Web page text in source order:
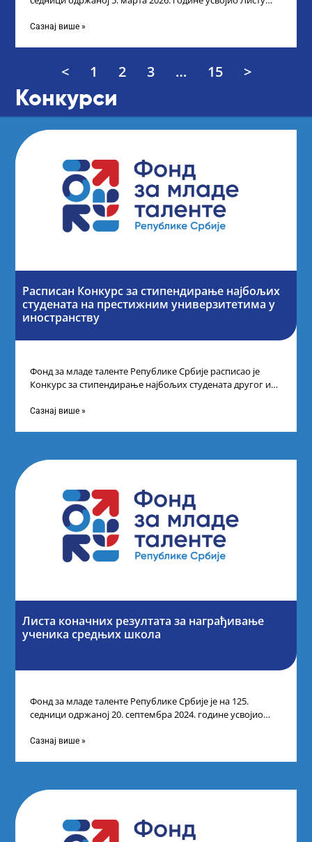
Сазнај више »
< 1 2 3 … 15 >
Конкурси
Расписан Конкурс за стипендирање најбољих
студената на престижним универзитетима у
иностранству
Фонд за младе таленте Републике Србије расписао је
Конкурс за стипендирање најбољих студената другог и
Сазнај више »
Листа коначних резултата за награђивање
ученика средњих школа
Фонд за младе таленте Републике Србије је на 125.
седници одржаној 20. септембра 2024. године усвојио
Сазнај више »